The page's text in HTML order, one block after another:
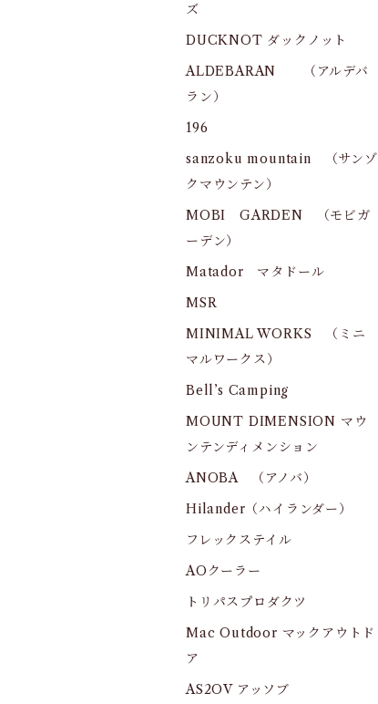
ズ
DUCKNOT ダックノット
ALDEBARAN （アルデバ
ラン）
196
sanzoku mountain （サンゾ
クマウンテン）
MOBI GARDEN （モビガ
ーデン）
Matador マタドール
MSR
MINIMAL WORKS （ミニ
マルワークス）
Bell’s Camping
MOUNT DIMENSION マウ
ンテンディメンション
ANOBA （アノバ）
Hilander（ハイランダー）
フレックステイル
AOクーラー
トリパスプロダクツ
Mac Outdoor マックアウトド
ア
AS2OV アッソブ